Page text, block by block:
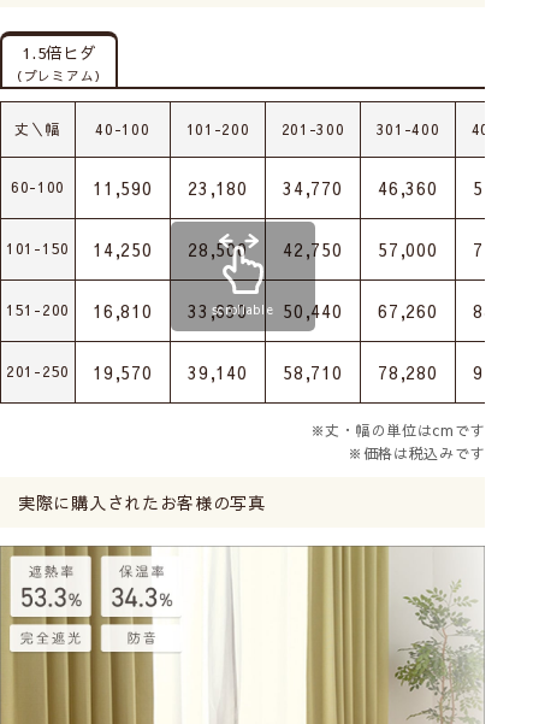
1.5倍ヒダ
（プレミアム）
丈＼幅 40-100 101-200 201-300 301-400 401-500
60-100 11,590 23,180 34,770 46,360 57,950
101-150 14,250 28,500 42,750 57,000 71,250
151-200 16,810 33,630 50,440 67,260 84,070
201-250 19,570 39,140 58,710 78,280 97,850
scrollable
※丈・幅の単位はcmです
※価格は税込みです
実際に購入されたお客様の写真